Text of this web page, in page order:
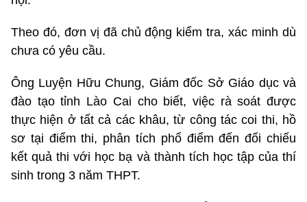
Theo đó, đơn vị đã chủ động kiểm tra, xác minh dù
chưa có yêu cầu.
Ông Luyện Hữu Chung, Giám đốc Sở Giáo dục và
đào tạo tỉnh Lào Cai cho biết, việc rà soát được
thực hiện ở tất cả các khâu, từ công tác coi thi, hồ
sơ tại điểm thi, phân tích phổ điểm đến đối chiếu
kết quả thi với học bạ và thành tích học tập của thí
sinh trong 3 năm THPT.